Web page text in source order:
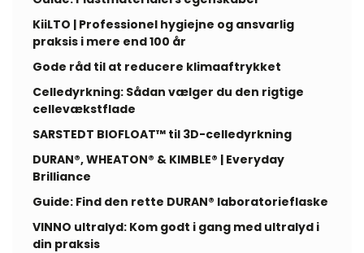
KiiLTO | Professionel hygiejne og ansvarlig
praksis i mere end 100 år
Gode råd til at reducere klimaaftrykket
Celledyrkning: Sådan vælger du den rigtige
cellevækstflade
SARSTEDT BIOFLOAT™ til 3D-celledyrkning
DURAN®, WHEATON® & KIMBLE® | Everyday
Brilliance
Guide: Find den rette DURAN® laboratorieflaske
VINNO ultralyd: Kom godt i gang med ultralyd i
din praksis